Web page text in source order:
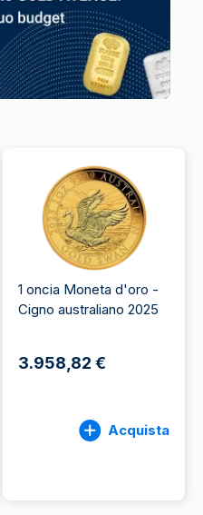
1 oncia Moneta d'oro -
Cigno australiano 2025
3.958,82 €
Acquista